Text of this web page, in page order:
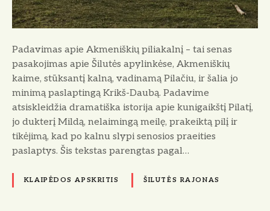
i
e
k
m
e
n
i
š
k
i
P
Padavimas apie Akmeniškių piliakalnį – tai senas
pasakojimas apie Šilutės apylinkėse, Akmeniškių
kaime, stūksantį kalną, vadinamą Pilačiu, ir šalia jo
minimą paslaptingą Krikš-Daubą. Padavime
atsiskleidžia dramatiška istorija apie kunigaikštį Pilatį,
jo dukterį Mildą, nelaimingą meilę, prakeiktą pilį ir
tikėjimą, kad po kalnu slypi senosios praeities
paslaptys. Šis tekstas parengtas pagal…
KLAIPĖDOS APSKRITIS ŠILUTĖS RAJONAS